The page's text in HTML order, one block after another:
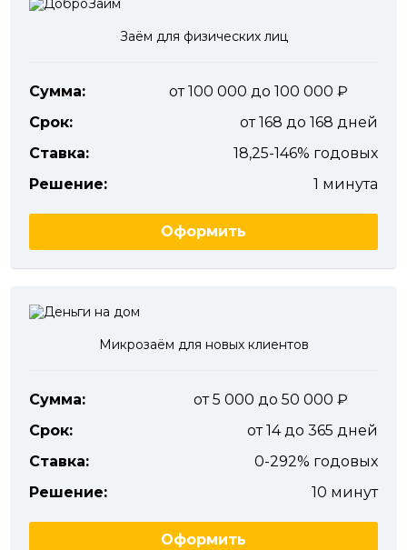
Заём для физических лиц
Сумма:
от 100 000 до 100 000
Срок:
от 168 до 168 дней
Ставка:
18,25-146% годовых
Решение:
1 минута
Оформить
Микрозаём для новых клиентов
Сумма:
от 5 000 до 50 000
Срок:
от 14 до 365 дней
Ставка:
0-292% годовых
Решение:
10 минут
Оформить